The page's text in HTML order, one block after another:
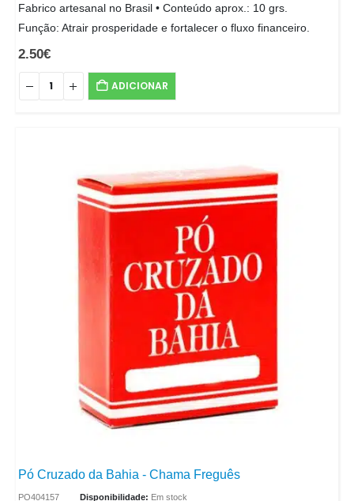
Fabrico artesanal no Brasil • Conteúdo aprox.: 10 grs.
Função: Atrair prosperidade e fortalecer o fluxo financeiro.
2.50€
ADICIONAR
Pó Cruzado da Bahia - Chama Freguês
PO404157 Disponibilidade: Em stock